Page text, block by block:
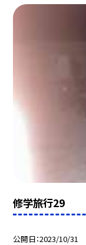
修学旅行29
公開日 2023/10/31